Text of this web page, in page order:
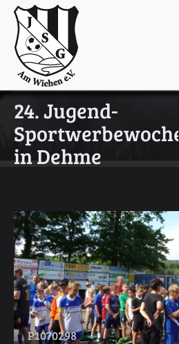
24. Jugend-
Sportwerbewoche
in Dehme
P1070298